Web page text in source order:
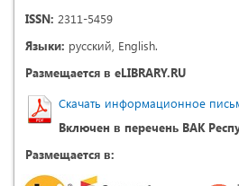
ISSN: 2311-5459
Языки: русский, English.
Размещается в eLIBRARY.RU
Скачать информационное
Включен в перечень ВАК
Размещается в: